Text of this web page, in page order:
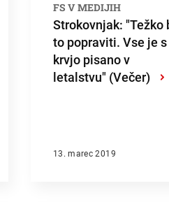
FS V MEDIJIH
Strokovnjak: "Težko
to popraviti. Vse je s
krvjo pisano v
letalstvu" (Večer)
›
13. marec 2019